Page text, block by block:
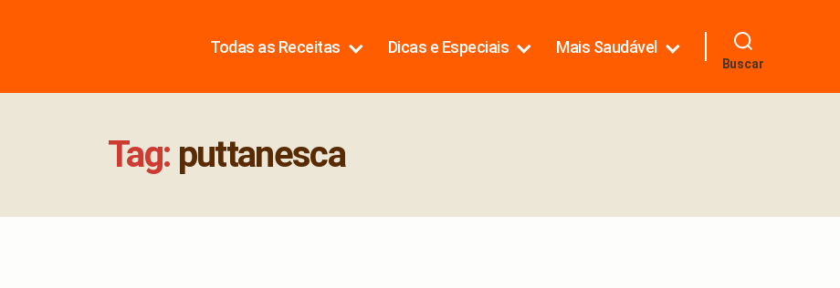
Todas as Receitas Dicas e Especiais Mais Saudável
Buscar
Tag: puttanesca